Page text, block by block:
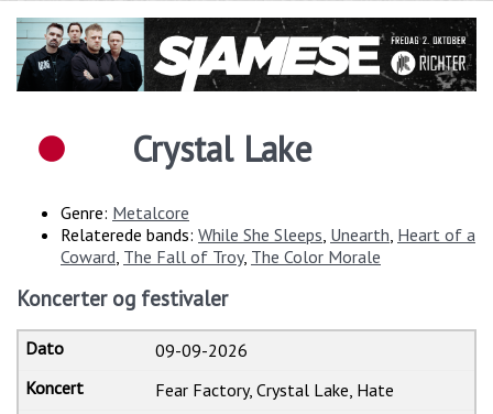
Crystal Lake
Genre: Metalcore
Relaterede bands: While She Sleeps Unearth Heart of a
Coward The Fall of Troy, The Color Morale
Koncerter og festivaler
09-09-2026
Fear Factory, Crystal Lake, Hate